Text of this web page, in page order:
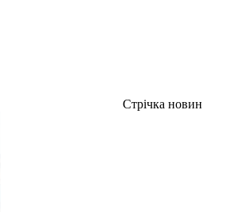
Стрічка новин